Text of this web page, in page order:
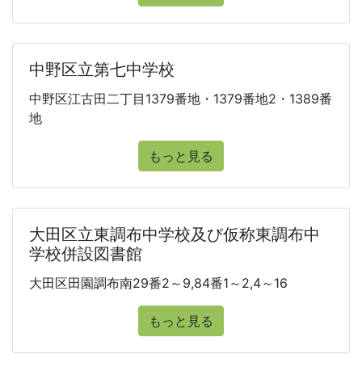
中野区立第七中学校
中野区江古田二丁目1379番地・1379番地2・1389番
地
もっと見る
大田区立東調布中学校及び仮称東調布中
学校併設図書館
大田区田園調布南29番2～9,84番1～2,4～16
もっと見る